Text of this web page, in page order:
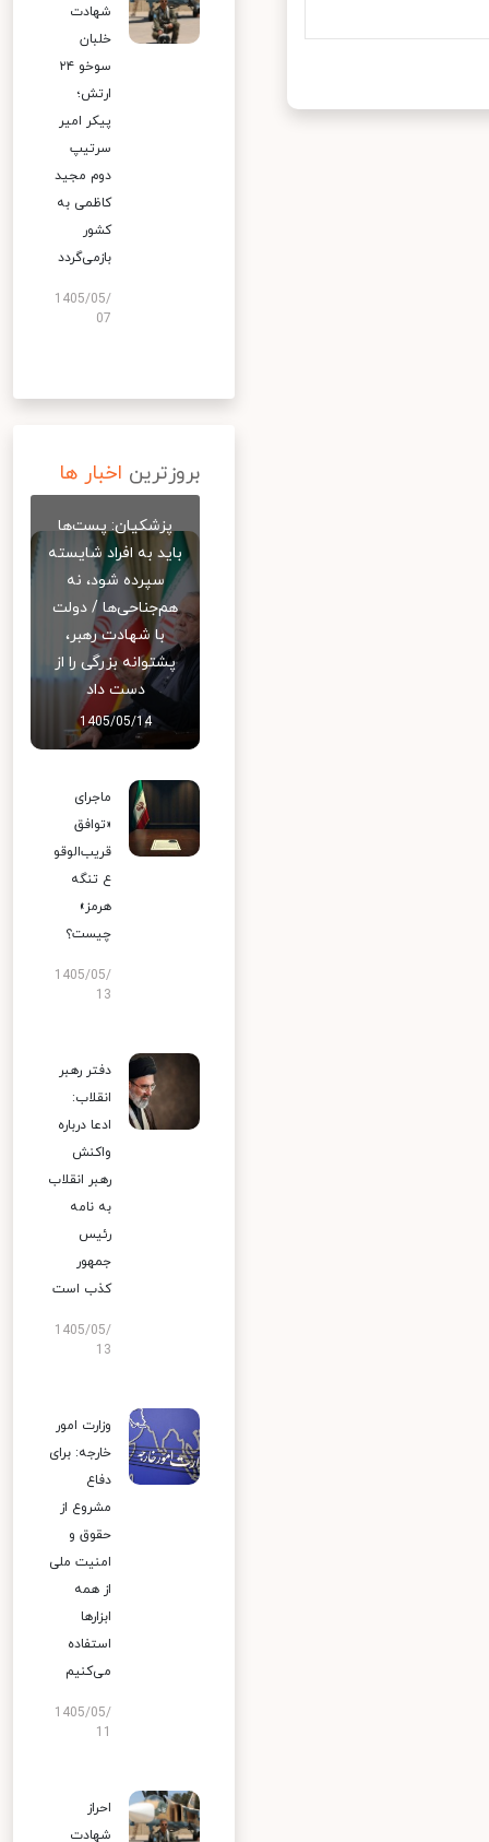
شهادت
خلبان
سوخو ۲۴
ارتش؛
پیکر امیر
سرتیپ
دوم مجید
کاظمی به
کشور
بازمی‌گردد
1405/05/
07
بروزترین اخبار ها
پزشکیان: پست‌ها
باید به افراد شایسته
سپرده شود، نه
هم‌جناحی‌ها / دولت
با شهادت رهبر،
پشتوانه بزرگی را از
دست داد
1405/05/14
ماجرای
«توافق
قریب‌الوقو
ع تنگه
هرمز»
چیست؟
1405/05/
13
دفتر رهبر
انقلاب:
ادعا درباره
واکنش
رهبر انقلاب
به نامه
رئیس
جمهور
کذب است
1405/05/
13
وزارت امور
خارجه: برای
دفاع
مشروع از
حقوق و
امنیت ملی
از همه
ابزارها
استفاده
می‌کنیم
1405/05/
احراز
شهادت